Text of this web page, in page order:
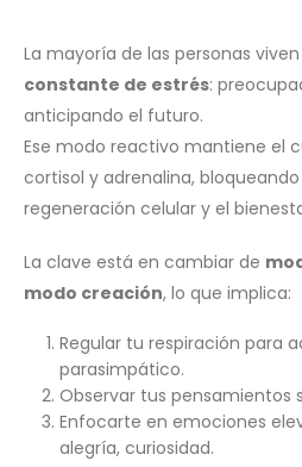
La mayoría de las personas
constante de estrés:
anticipando el futuro.
Ese modo reactivo mantiene el
cortisol y adrenalina,
regeneración celular y el
La clave está en cambiar de
modo creación, lo que implica:
Regular tu respiración para
parasimpático.
Observar tus pensamientos
Enfocarte en emociones
alegría, curiosidad.